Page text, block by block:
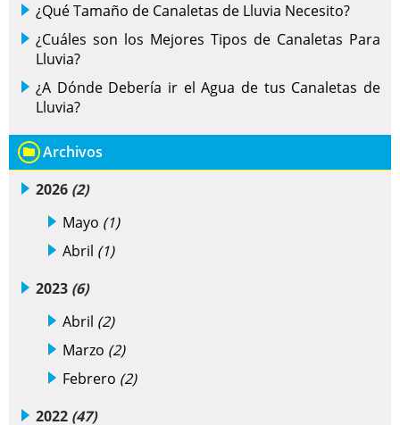
¿Qué Tamaño de Canaletas de Lluvia Necesito?
¿Cuáles son los Mejores Tipos de Canaletas Para
Lluvia?
¿A Dónde Debería ir el Agua de tus Canaletas de
Lluvia?
Archivos
2026 (2)
Mayo (1)
Abril (1)
2023 (6)
Abril (2)
Marzo (2)
Febrero (2)
2022 (47)